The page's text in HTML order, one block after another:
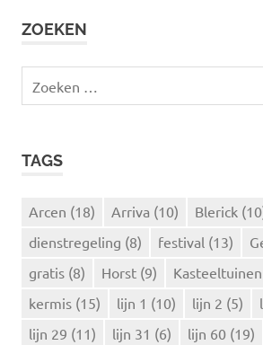
ZOEKEN
e
TAGS
Arcen (18) Arriva (10) Blerick
dienstregeling (8) festival (13)
gratis (8) Horst (9) Kasteeltuinen
kermis (15) lijn 1 (10) lijn 2 (5)
lijn 29 (11) lijn 31 (6) lijn 60 (19)